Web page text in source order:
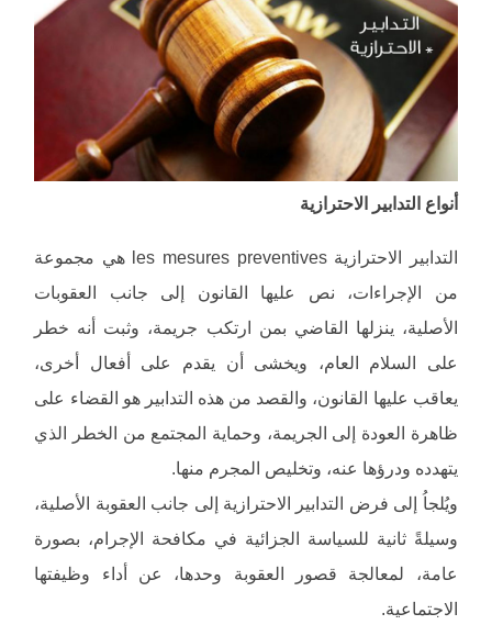
أنواع التدابير الاحترازية
التدابير الاحترازية les mesures preventives هي مجموعة
من الإجراءات، نص عليها القانون إلى جانب العقوبات
الأصلية، ينزلها القاضي بمن ارتكب جريمة، وثبت أنه خطر
على السلام العام، ويخشى أن يقدم على أفعال أخرى،
يعاقب عليها القانون، والقصد من هذه التدابير هو القضاء على
ظاهرة العودة إلى الجريمة، وحماية المجتمع من الخطر الذي
يتهدده ودرؤها عنه، وتخليص المجرم منها.
ويُلجاُ إلى فرض التدابير الاحترازية إلى جانب العقوبة الأصلية،
وسيلةً ثانية للسياسة الجزائية في مكافحة الإجرام، بصورة
عامة، لمعالجة قصور العقوبة وحدها، عن أداء وظيفتها
الاجتماعية.